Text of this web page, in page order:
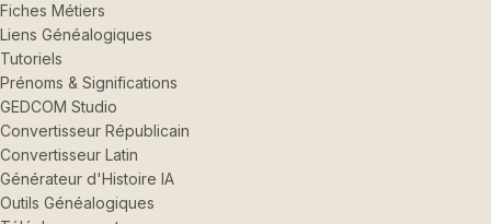
Fiches Métiers
Liens Généalogiques
Tutoriels
Prénoms & Significations
GEDCOM Studio
Convertisseur Républicain
Convertisseur Latin
Générateur d'Histoire IA
Outils Généalogiques